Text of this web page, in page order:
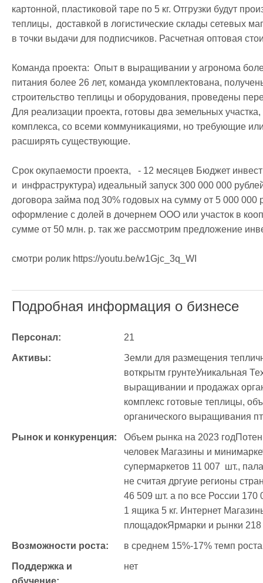
картонной, пластиковой таре по 5 кг. Отгрузки будут
теплицы,  доставкой в логистические склады сетевых
в точки выдачи для подписчиков. Расчетная оптовая
Команда проекта:  Опыт в выращивании у агронома
питания более 26 лет, команда укомплектована,
строительство теплицы и оборудования, проведены
Для реализации проекта, готовы два земельных
комплекса, со всеми коммуникациями, но требующие
расширять существующие.
Срок окупаемости проекта,   - 12 месяцев Бюджет
и  инфраструктура) идеальный запуск 300 000 000
договора займа под 30% годовых на сумму от 5 000 000
оформление с долей в дочернем ООО или участок в
сумме от 50 млн. р. так же рассмотрим предложение
смотри ролик https://youtu.be/w1Gjc_3q_WI
Подробная информация о бизнесе
Персонал: 21
Активы:
Земли для размещения
воткрытм грунтеУникальная
выращивании и продажах
комплекс готовые теплицы,
органического выращивания
Рынок и конкуренция:
Объем рынка на 2023
человек Магазины и
супермаркетов 11 007  шт.,
не считая дргуие регионы
46 509 шт. а по все России 170
1 ящика 5 кг. Интернет
площадокЯрмарки и рынки 218
Возможности роста: в среднем 15%-17% темп
Поддержка и
обучение:
нет